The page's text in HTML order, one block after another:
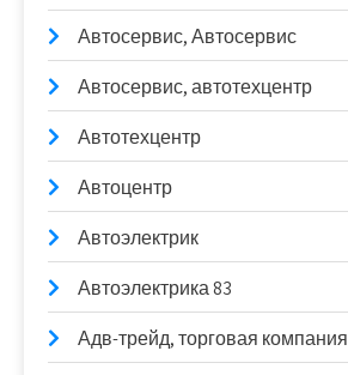
Автосервис, Автосервис
Автосервис, автотехцентр
Автотехцентр
Автоцентр
Автоэлектрик
Автоэлектрика 83
Адв-трейд, торговая компания